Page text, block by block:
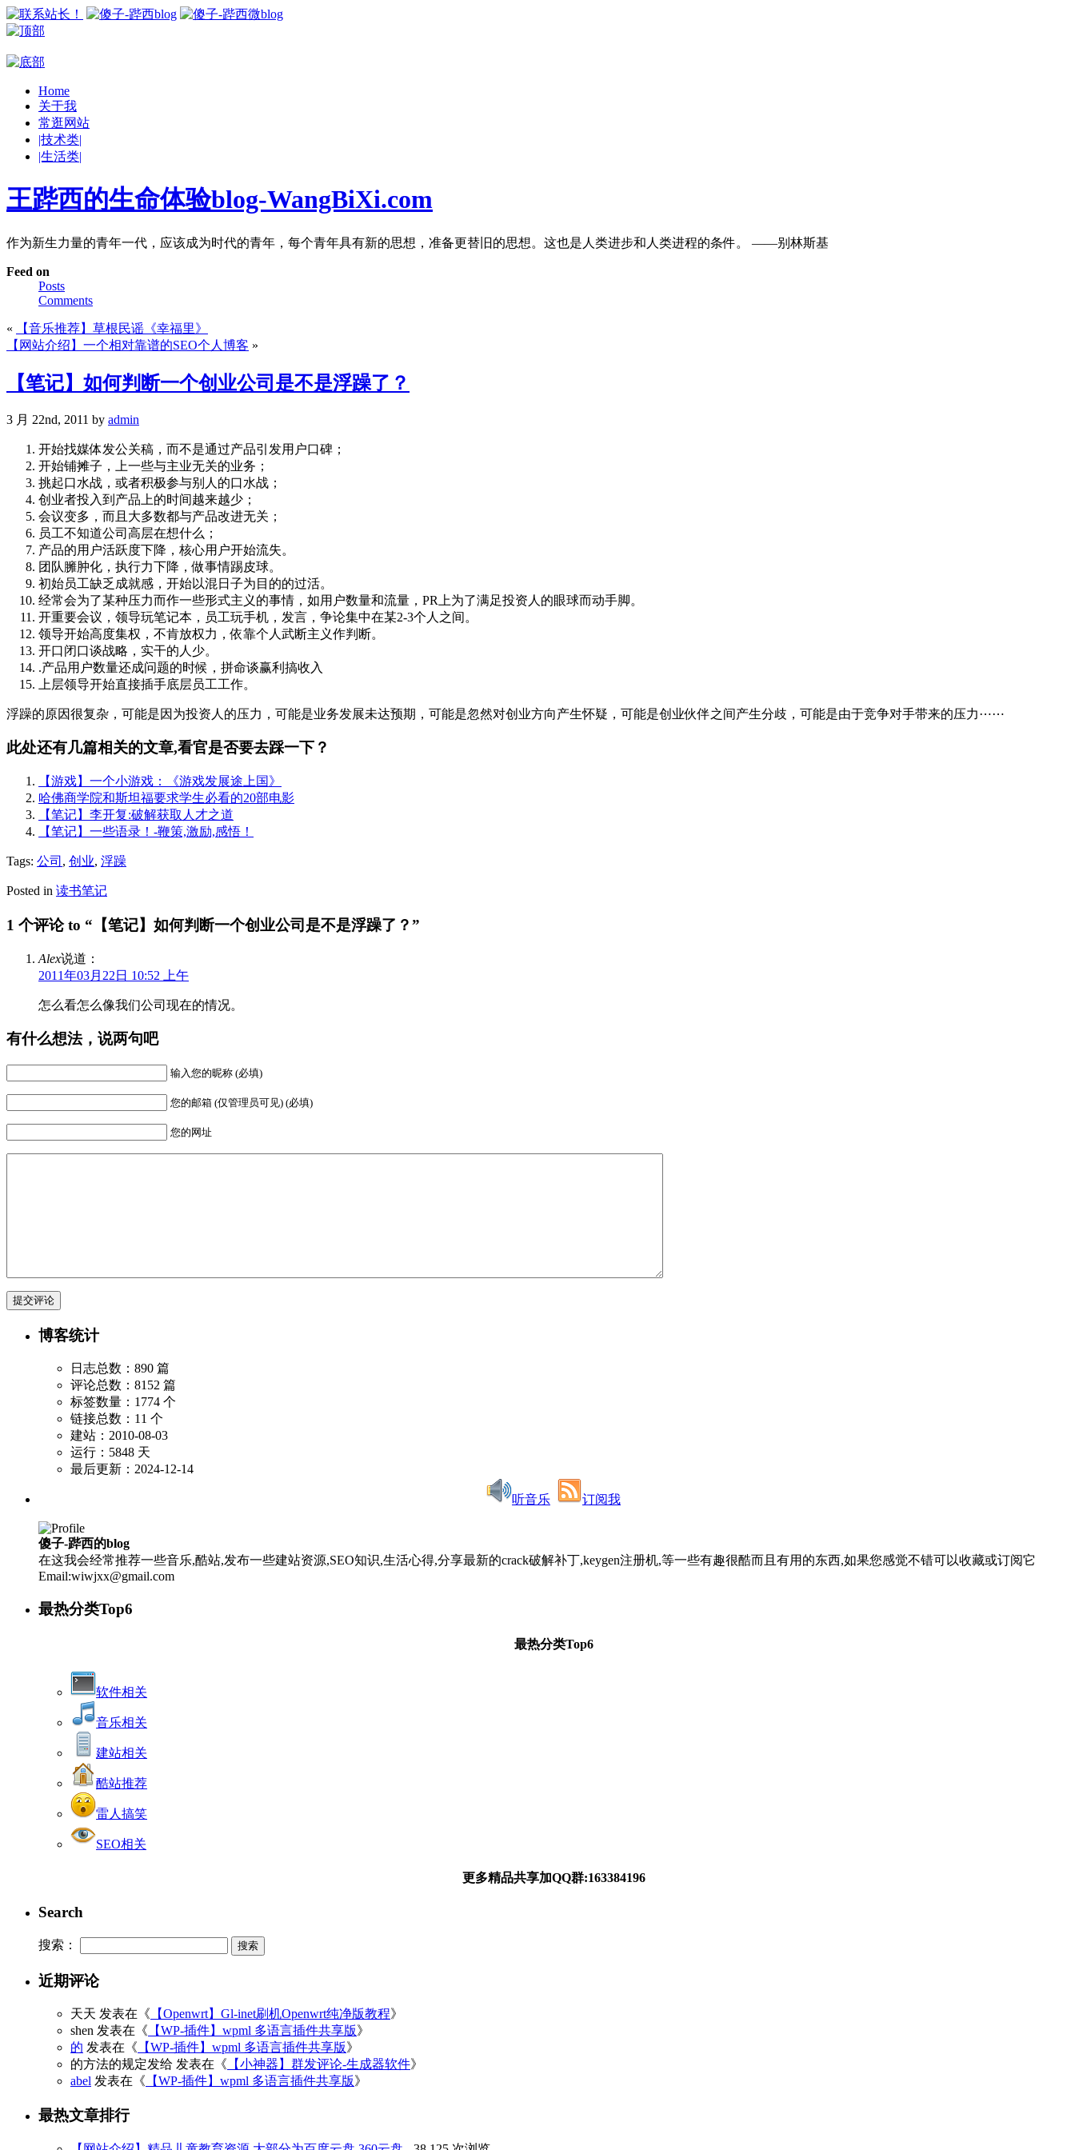
Home
关于我
常逛网站
|技术类|
|生活类|
王跸西的生命体验blog-WangBiXi.com
作为新生力量的青年一代，应该成为时代的青年，每个青年具有新的思想，准备更替旧的思想。这也是人类进步和人类进程的条件。 ——别林斯基
Feed on
Posts
Comments
«
【音乐推荐】草根民谣《幸福里》
【网站介绍】一个相对靠谱的SEO个人博客 »
【笔记】如何判断一个创业公司是不是浮躁了？
3 月 22nd, 2011 by admin
开始找媒体发公关稿，而不是通过产品引发用户口碑；
开始铺摊子，上一些与主业无关的业务；
挑起口水战，或者积极参与别人的口水战；
创业者投入到产品上的时间越来越少；
会议变多，而且大多数都与产品改进无关；
员工不知道公司高层在想什么；
产品的用户活跃度下降，核心用户开始流失。
团队臃肿化，执行力下降，做事情踢皮球。
初始员工缺乏成就感，开始以混日子为目的的过活。
经常会为了某种压力而作一些形式主义的事情，如用户数量和流量，PR上为了满足投资人的眼球而动手脚。
开重要会议，领导玩笔记本，员工玩手机，发言，争论集中在某2-3个人之间。
领导开始高度集权，不肯放权力，依靠个人武断主义作判断。
开口闭口谈战略，实干的人少。
.产品用户数量还成问题的时候，拼命谈赢利搞收入
上层领导开始直接插手底层员工工作。
浮躁的原因很复杂，可能是因为投资人的压力，可能是业务发展未达预期，可能是忽然对创业方向产生怀疑，可能是创业伙伴之间产生分歧，可能是由于竞争对手带来的压力⋯⋯
此处还有几篇相关的文章,看官是否要去踩一下？
【游戏】一个小游戏：《游戏发展途上国》
哈佛商学院和斯坦福要求学生必看的20部电影
【笔记】李开复:破解获取人才之道
【笔记】一些语录！-鞭策,激励,感悟！
Tags: 公司 , 创业, 浮躁
Posted in 读书笔记
1 个评论 to “【笔记】如何判断一个创业公司是不是浮躁了？”
Alex说道：
2011年03月22日 10:52 上午
怎么看怎么像我们公司现在的情况。
有什么想法，说两句吧
输入您的昵称 (必填)
您的邮箱 (仅管理员可见) (必填)
您的网址
博客统计
日志总数：890 篇
评论总数：8152 篇
标签数量：1774 个
链接总数：11 个
建站：2010-08-03
运行：5848 天
最后更新：2024-12-14
听音乐 订阅我
傻子-跸西的blog
在这我会经常推荐一些音乐,酷站,发布一些建站资源,SEO知识,生活心得,分享最新的crack破解补丁,keygen注册机,等一些有趣很酷而且有用的东西,如果您感觉不错可以收藏或订阅它
Email:wiwjxx@gmail.com
最热分类Top6
最热分类Top6
软件相关
音乐相关
建站相关
酷站推荐
雷人搞笑
SEO相关
更多精品共享加QQ群:163384196
Search
搜索：
近期评论
天天 发表在《 【Openwrt】Gl-inet刷机Openwrt纯净版教程》
shen 发表在《 【WP-插件】wpml 多语言插件共享版》
的 发表在《 【WP-插件】wpml 多语言插件共享版》
的方法的规定发给 发表在《 【小神器】群发评论-生成器软件》
abel 发表在《 【WP-插件】wpml 多语言插件共享版》
最热文章排行